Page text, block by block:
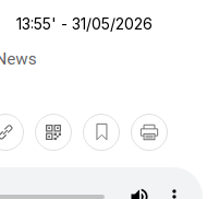
13:55' - 31/05/2026